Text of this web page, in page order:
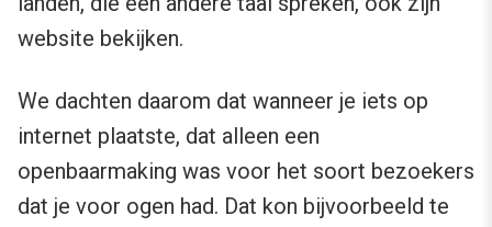
website bekijken.
We dachten daarom dat wanneer je iets op
internet plaatste, dat alleen een
openbaarmaking was voor het soort bezoekers
dat je voor ogen had. Dat kon bijvoorbeeld te